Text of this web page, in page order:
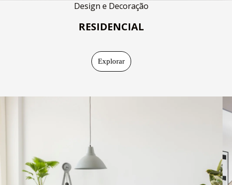
Design e Decoração
RESIDENCIAL
Explorar